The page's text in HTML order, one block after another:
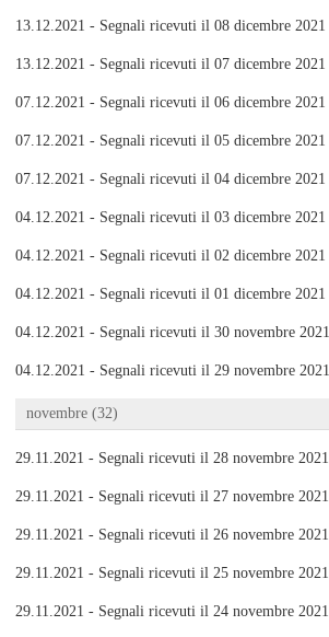
13.12.2021 - Segnali ricevuti il 08 dicembre 2021
13.12.2021 - Segnali ricevuti il 07 dicembre 2021
07.12.2021 - Segnali ricevuti il 06 dicembre 2021
07.12.2021 - Segnali ricevuti il 05 dicembre 2021
07.12.2021 - Segnali ricevuti il 04 dicembre 2021
04.12.2021 - Segnali ricevuti il 03 dicembre 2021
04.12.2021 - Segnali ricevuti il 02 dicembre 2021
04.12.2021 - Segnali ricevuti il 01 dicembre 2021
04.12.2021 - Segnali ricevuti il 30 novembre 2021
04.12.2021 - Segnali ricevuti il 29 novembre 2021
novembre (32)
29.11.2021 - Segnali ricevuti il 28 novembre 2021
29.11.2021 - Segnali ricevuti il 27 novembre 2021
29.11.2021 - Segnali ricevuti il 26 novembre 2021
29.11.2021 - Segnali ricevuti il 25 novembre 2021
29.11.2021 - Segnali ricevuti il 24 novembre 2021